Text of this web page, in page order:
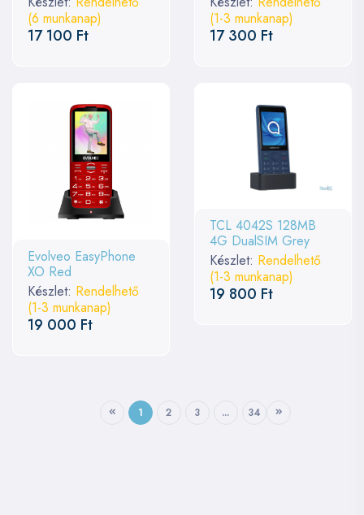
(6 munkanap)
17 100 Ft
(1-3 munkanap)
17 300 Ft
Evolveo EasyPhone
XO Red
Készlet: Rendelhető
(1-3 munkanap)
19 000 Ft
TCL 4042S 128MB
4G DualSIM Grey
Készlet: Rendelhető
(1-3 munkanap)
19 800 Ft
1 2 3 ... 34